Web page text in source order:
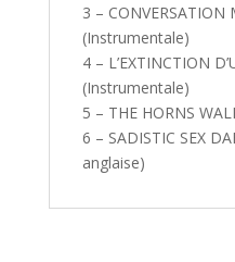
3 – CONVERSATION
(Instrumentale)
4 – L’EXTINCTION
(Instrumentale)
5 – THE HORNS
6 – SADISTIC SEX
anglaise)